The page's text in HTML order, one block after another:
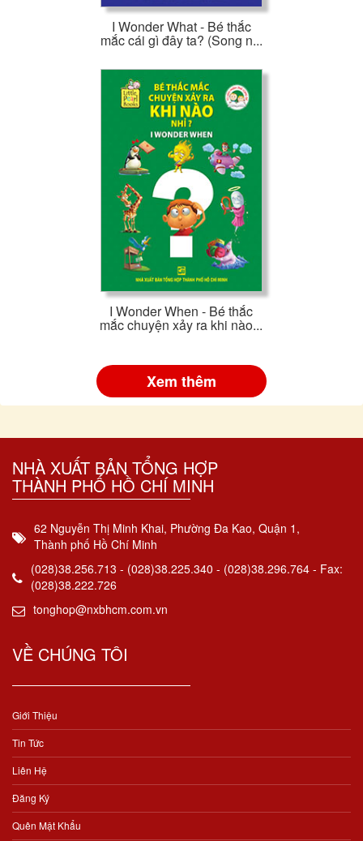
I Wonder What - Bé thắc
mắc cái gì đây ta? (Song n...
I Wonder When - Bé thắc
mắc chuyện xảy ra khi nào...
Xem thêm
NHÀ XUẤT BẢN TỔNG HỢP
THÀNH PHỐ HỒ CHÍ MINH
62 Nguyễn Thị Minh Khai, Phường Đa Kao, Quận 1,
Thành phố Hồ Chí Minh
(028)38.256.713 - (028)38.225.340 - (028)38.296.764 - Fax:
(028)38.222.726
tonghop@nxbhcm.com.vn
VỀ CHÚNG TÔI
Giới Thiệu
Tin Tức
Liên Hệ
Đăng Ký
Quên Mật Khẩu